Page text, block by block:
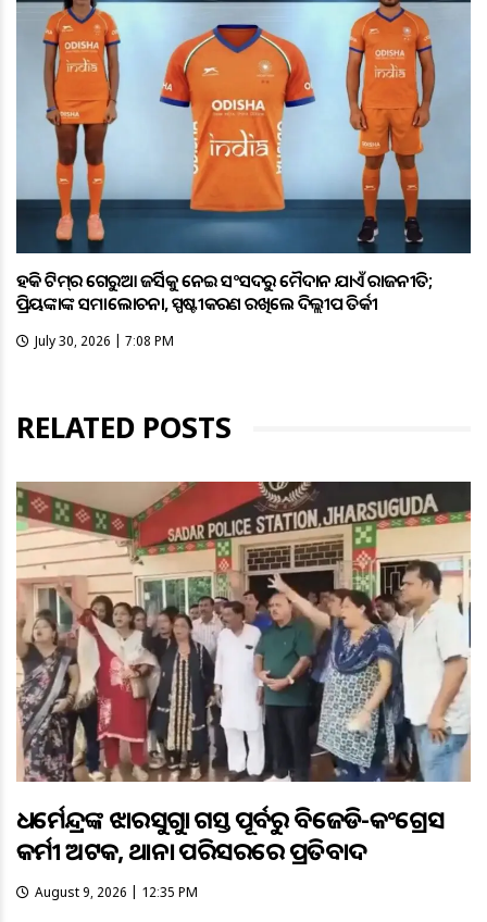
ହକି ଟିମ୍‌ର ଗେରୁଆ ଜର୍ସିକୁ ନେଇ ସଂସଦରୁ ମୈଦାନ ଯାଏଁ ରାଜନୀତି;
ପ୍ରିୟଙ୍କାଙ୍କ ସମାଲୋଚନା, ସ୍ପଷ୍ଟୀକରଣ ରଖିଲେ ଦିଲ୍ଲୀପ ତିର୍କୀ
July 30, 2026 | 7:08 PM
RELATED POSTS
ଧର୍ମେନ୍ଦ୍ରଙ୍କ ଝାରସୁଗୁଡ଼ା ଗସ୍ତ ପୂର୍ବରୁ ବିଜେଡି-କଂଗ୍ରେସ
କର୍ମୀ ଅଟକ, ଥାନା ପରିସରରେ ପ୍ରତିବାଦ
August 9, 2026 | 12:35 PM